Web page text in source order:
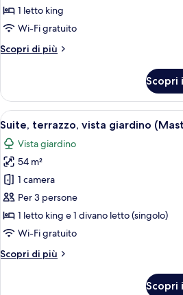
Superior,
vista
(Supreme)
1 letto king
Wi-Fi gratuito
Scopri di più
Altri
Superior,
vista
mare
Scopri
Apri
tutte
le
foto
per
Suite,
terrazzo,
vista
giardino
(Master)
Una
6
Suite, terrazzo, vista giardino
Vista giardino
54 m²
1 camera
Per 3 persone
1 letto king e 1 divano letto (singolo)
Wi-Fi gratuito
Scopri di più
Altri
Scopri